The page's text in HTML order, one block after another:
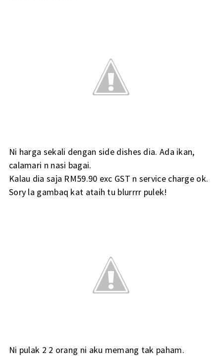
Ni harga sekali dengan side dishes dia. Ada ikan,
calamari n nasi bagai.
Kalau dia saja RM59.90 exc GST n service charge ok.
Sory la gambaq kat ataih tu blurrrr pulek!
Ni pulak 2 2 orang ni aku memang tak paham.